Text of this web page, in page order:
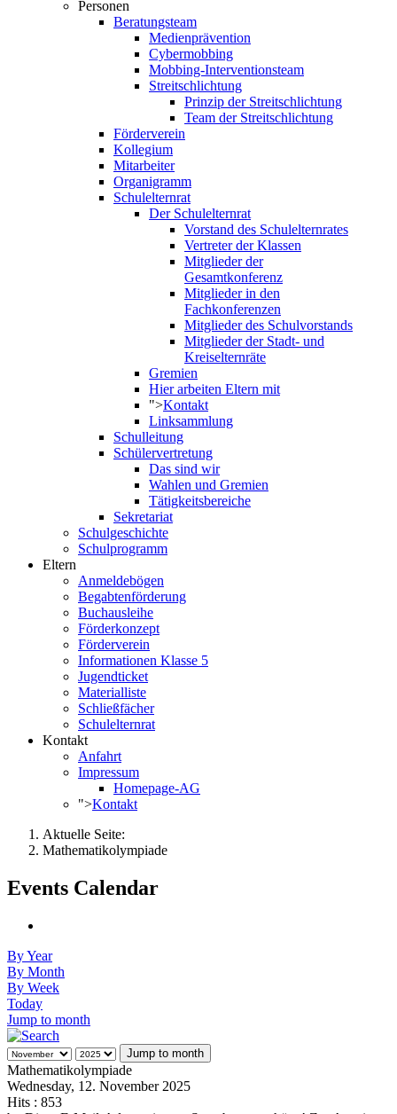
Personen
Beratungsteam
Medienprävention
Cybermobbing
Mobbing-Interventionsteam
Streitschlichtung
Prinzip der Streitschlichtung
Team der Streitschlichtung
Förderverein
Kollegium
Mitarbeiter
Organigramm
Schulelternrat
Der Schulelternrat
Vorstand des Schulelternrates
Vertreter der Klassen
Mitglieder der
Gesamtkonferenz
Mitglieder in den
Fachkonferenzen
Mitglieder des Schulvorstands
Mitglieder der Stadt- und
Kreiselternräte
Gremien
Hier arbeiten Eltern mit
">Kontakt
Linksammlung
Schulleitung
Schülervertretung
Das sind wir
Wahlen und Gremien
Tätigkeitsbereiche
Sekretariat
Schulgeschichte
Schulprogramm
Eltern
Anmeldebögen
Begabtenförderung
Buchausleihe
Förderkonzept
Förderverein
Informationen Klasse 5
Jugendticket
Materialliste
Schließfächer
Schulelternrat
Kontakt
Anfahrt
Impressum
Homepage-AG
">Kontakt
Aktuelle Seite:
Mathematikolympiade
Events Calendar
By Year
By Month
By Week
Today
Jump to month
Jump to month
Mathematikolympiade
Wednesday, 12. November 2025
Hits : 853